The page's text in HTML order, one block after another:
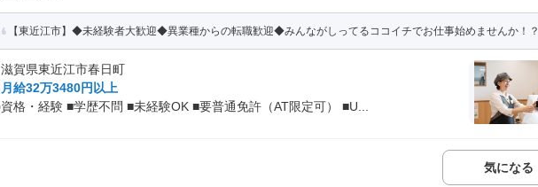
【東近江市】◆未経験者大歓迎◆異業種からの転職歓迎◆みんながしってるココイチでお仕事始めませんか！？
滋賀県東近江市春日町
月給32万3480円以上
資格・経験 ■学歴不問 ■未経験OK ■要普通免許（AT限定可） ■U...
気になる